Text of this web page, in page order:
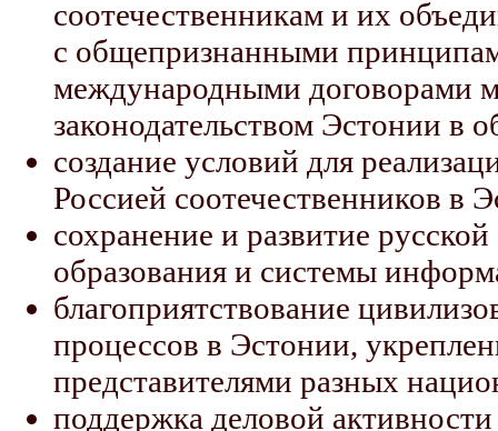
соотечественникам и их
с общепризнанными
международными договорами
законодательством Эстонии в
создание условий для
Россией соотечественников в
сохранение и развитие
образования и системы
благоприятствование
процессов в Эстонии,
представителями разных
поддержка деловой